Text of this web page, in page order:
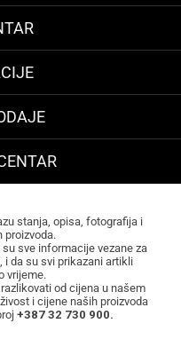
stanja, opisa, fotografija i
proizvoda.
sve informacije vezane za
i da su svi prikazani artikli
vrijeme.
od cijena u našem
i cijene naših proizvoda
+387 32 730 900.